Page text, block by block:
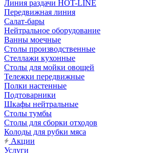
Линия раздачи HOT-LINE
Передвижная линия
Салат-бары
Нейтральное оборудование
Ванны моечные
Столы производственные
Стеллажи кухонные
Столы для мойки овощей
Тележки передвижные
Полки настенные
Подтоварники
Шкафы нейтральные
Столы тумбы
Столы для сборки отходов
Колоды для рубки мяса
Акции
Услуги